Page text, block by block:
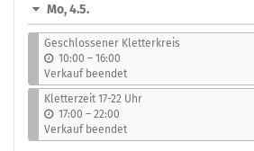
auswählen
Mo, 4.5.
Geschlossener Kletterkreis
10:00 –b
i
s
16:00
Verkauf beendet
Kletterzeit 17-22 Uhr
17:00 –b
i
s
22:00
Verkauf beendet